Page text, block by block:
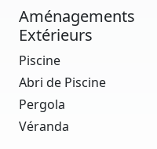
Aménagements
Extérieurs
Piscine
Abri de Piscine
Pergola
Véranda